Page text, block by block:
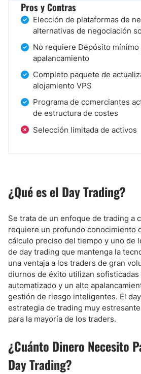
Pros y Contras
Elección de plataformas de
alternativas de negociación
No requiere Depósito
apalancamiento
Completo paquete de
alojamiento VPS
Programa de comerciantes
de estructura de costes
Selección limitada de activos
¿Qué es el Day Trading?
Se trata de un enfoque de trading a
requiere un profundo conocimiento
cálculo preciso del tiempo y uno de
de day trading que mantenga la
una ventaja a los traders de gran
diurnos de éxito utilizan
automatizado y un alto
gestión de riesgo inteligentes. El
estrategia de trading muy
para la mayoría de los traders.
¿Cuánto Dinero Necesito
Day Trading?